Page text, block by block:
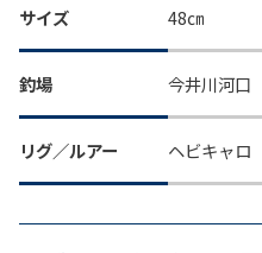
サイズ 48㎝
釣場 今井川河口
リグ／ルアー ヘビキャ